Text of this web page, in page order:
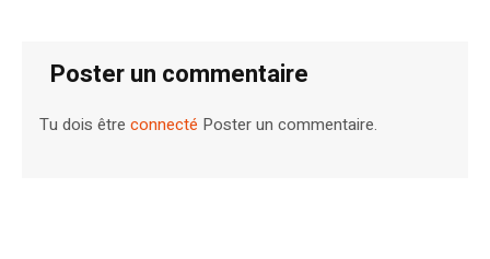
Poster un commentaire
Tu dois êtreconnecté Poster un commentaire.